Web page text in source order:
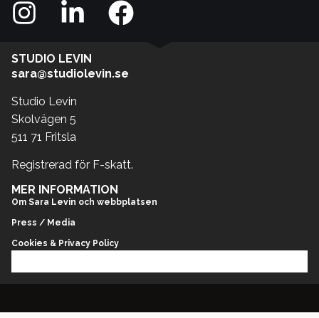
STUDIO LEVIN
sara@studiolevin.se
Studio Levin
Skolvägen 5
511 71 Fritsla
Registrerad för F-skatt.
MER INFORMATION
Om Sara Levin och webbplatsen
Press / Media
Cookies & Privacy Policy